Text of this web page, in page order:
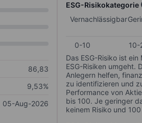
86,83
9,53%
05-Aug-2026
ESG-Risikokategorie
Vernachlässigbar
0-10 10-
Das ESG-Risiko ist
ESG-Risiken umgeht.
Anlegern helfen,
zu identifizieren und
Performance von
bis 100. Je geringer
keinem Risiko und